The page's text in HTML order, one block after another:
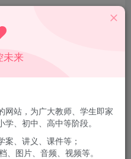
载（链接失效请联系管理
未来
网站，为广大教师、学生即家
、初中、高中等阶段。
、讲义、课件等；
、图片、音频、视频等。